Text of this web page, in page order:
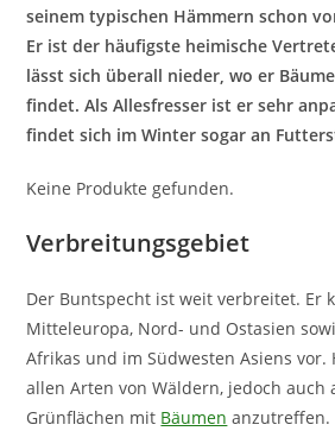
seinem typischen Hämmern schon
Er ist der häufigste heimische
lässt sich überall nieder, wo er
findet. Als Allesfresser ist er sehr
findet sich im Winter sogar an
Keine Produkte gefunden.
Verbreitungsgebiet
Der Buntspecht ist weit verbreitet. Er
Mitteleuropa, Nord- und Ostasien
Afrikas und im Südwesten Asiens
allen Arten von Wäldern, jedoch auch
Grünflächen mit Bäumen anzutreffen.